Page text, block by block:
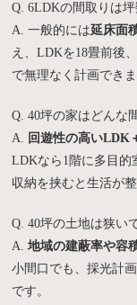
Q. 6LDKの間取りは
A. 一般的には延床面
え、LDKを18畳前後
で無理なく計画できま
Q. 40坪の家はどんな
A. 回遊性の高いLDK
LDKなら1階に多目的
収納を挟むと生活が整
Q. 40坪の土地は狭い
A.地域の建蔽率や容
小間口でも、採光計
です。